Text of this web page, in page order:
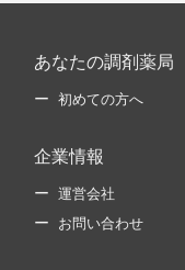
あなたの調剤薬局
初めての方へ
企業情報
運営会社
お問い合わせ